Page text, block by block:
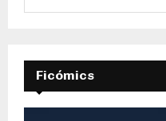
Ficómics